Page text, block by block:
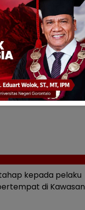
kepada pelaku
di Kawasan